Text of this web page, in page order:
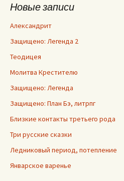
Новые записи
Александрит
Защищено: Легенда 2
Теодицея
Молитва Крестителю
Защищено: Легенда
Защищено: План Бэ, литрпг
Близкие контакты третьего рода
Три русские сказки
Ледниковый период, потепление
Январское варенье